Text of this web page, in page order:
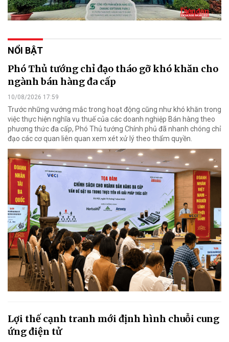
NỔI BẬT
Phó Thủ tướng chỉ đạo tháo gỡ khó khăn cho
ngành bán hàng đa cấp
10/08/2026 17:59
Trước những vướng mắc trong hoạt động cũng như khó khăn trong
việc thực hiện nghĩa vụ thuế của các doanh nghiệp Bán hàng theo
phương thức đa cấp, Phó Thủ tướng Chính phủ đã nhanh chóng chỉ
đạo các cơ quan liên quan xem xét xử lý theo thẩm quyền.
Lợi thế cạnh tranh mới định hình chuỗi cung
ứng điện tử